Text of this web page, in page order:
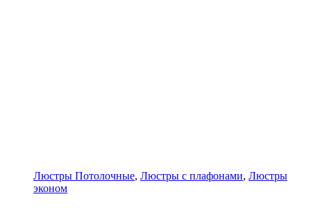
Люстры Потолочные, Люстры с плафонами, Люстры
эконом